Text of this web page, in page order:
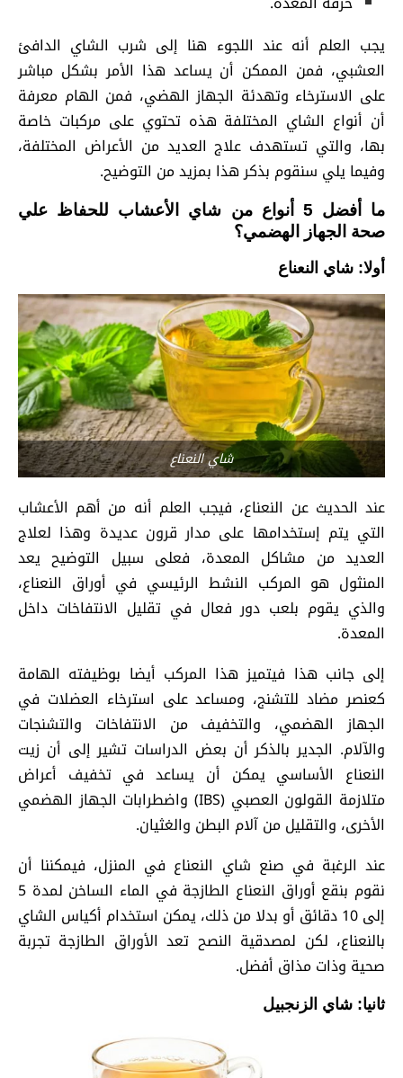
يجب العلم أنه عند اللجوء هنا إلى شرب الشاي الدافئ
العشبي، فمن الممكن أن يساعد هذا الأمر بشكل مباشر
على الاسترخاء وتهدئة الجهاز الهضي، فمن الهام معرفة
أن أنواع الشاي المختلفة هذه تحتوي على مركبات خاصة
بها، والتي تستهدف علاج العديد من الأعراض المختلفة،
وفيما يلي سنقوم بذكر هذا بمزيد من التوضيح.
ما أفضل 5 أنواع من شاي الأعشاب للحفاظ علي
صحة الجهاز الهضمي؟
أولا: شاي النعناع
شاي النعناع
عند الحديث عن النعناع، فيجب العلم أنه من أهم الأعشاب
التي يتم إستخدامها على مدار قرون عديدة وهذا لعلاج
العديد من مشاكل المعدة، فعلى سبيل التوضيح يعد
المنثول هو المركب النشط الرئيسي في أوراق النعناع،
والذي يقوم بلعب دور فعال في تقليل الانتفاخات داخل
المعدة.
إلى جانب هذا فيتميز هذا المركب أيضا بوظيفته الهامة
كعنصر مضاد للتشنج، ومساعد على استرخاء العضلات في
الجهاز الهضمي، والتخفيف من الانتفاخات والتشنجات
والآلام. الجدير بالذكر أن بعض الدراسات تشير إلى أن زيت
النعناع الأساسي يمكن أن يساعد في تخفيف أعراض
متلازمة القولون العصبي (IBS) واضطرابات الجهاز الهضمي
الأخرى، والتقليل من آلام البطن والغثيان.
عند الرغبة في صنع شاي النعناع في المنزل، فيمكننا أن
نقوم بنقع أوراق النعناع الطازجة في الماء الساخن لمدة 5
إلى 10 دقائق أو بدلا من ذلك، يمكن استخدام أكياس الشاي
بالنعناع، لكن لمصدقية النصح تعد الأوراق الطازجة تجربة
صحية وذات مذاق أفضل.
ثانيا: شاي الزنجبيل